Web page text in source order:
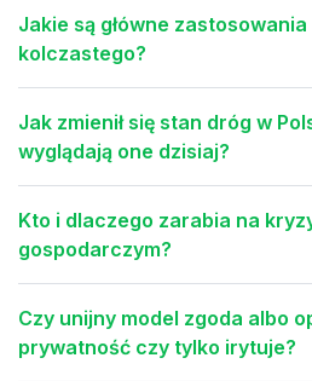
Jakie są główne
kolczastego?
Jak zmienił się stan dróg w
wyglądają one dzisiaj?
Kto i dlaczego zarabia na
gospodarczym?
Czy unijny model zgoda albo
prywatność czy tylko irytuje?